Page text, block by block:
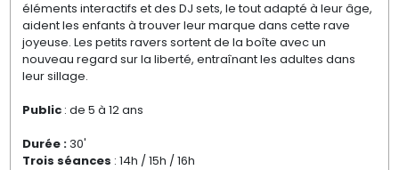
éléments interactifs et des DJ sets, le tout adapté à leur âge,
aident les enfants à trouver leur marque dans cette rave
joyeuse. Les petits ravers sortent de la boîte avec un
nouveau regard sur la liberté, entraînant les adultes dans
leur sillage.
Public : de 5 à 12 ans
Durée :30'
Trois séances : 14h / 15h / 16h